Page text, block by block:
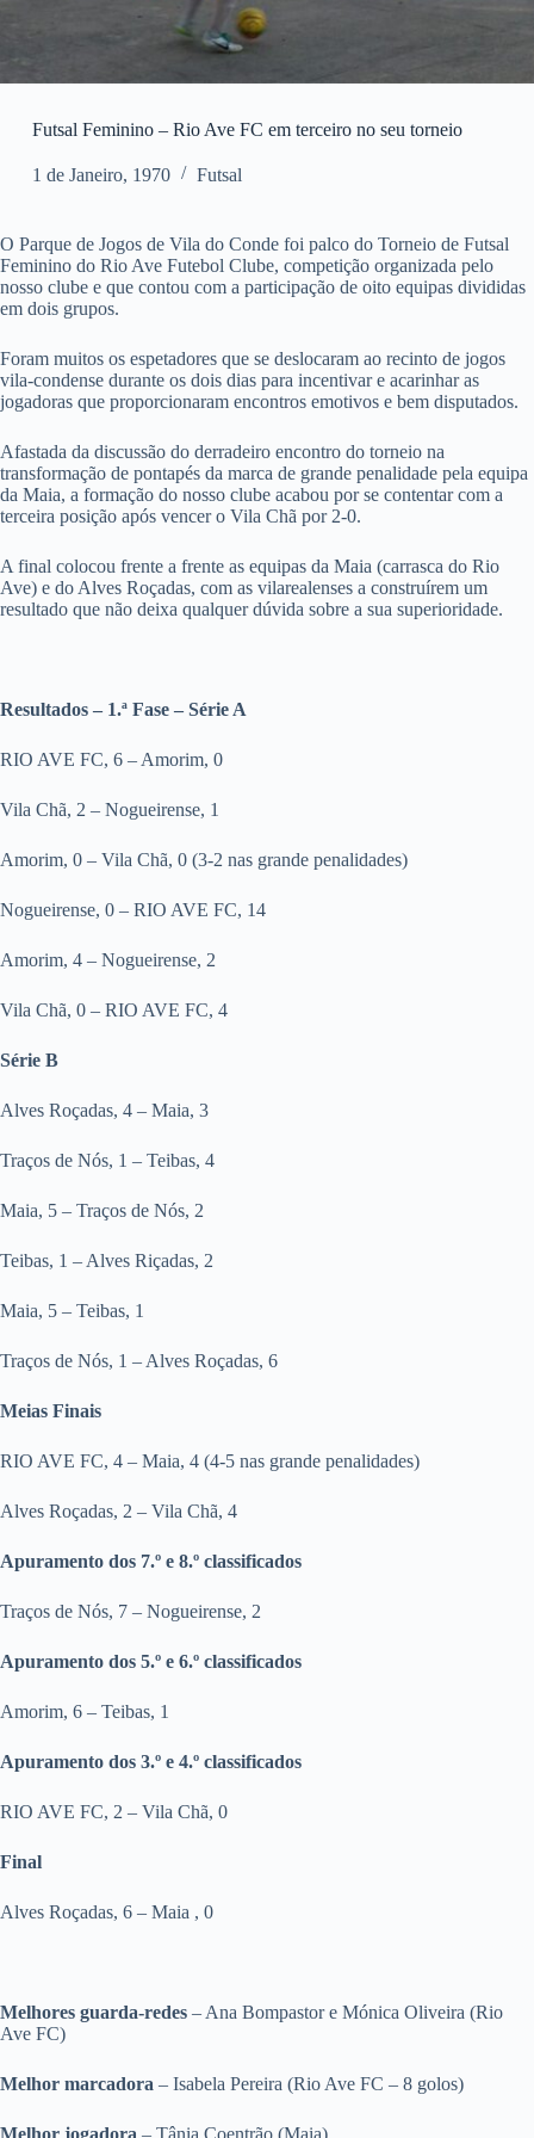
Futsal Feminino – Rio Ave FC em terceiro no seu torneio
1 de Janeiro, 1970 Futsal
O Parque de Jogos de Vila do Conde foi palco do Torneio de Futsal
Feminino do Rio Ave Futebol Clube, competição organizada pelo
nosso clube e que contou com a participação de oito equipas divididas
em dois grupos.
Foram muitos os espetadores que se deslocaram ao recinto de jogos
vila-condense durante os dois dias para incentivar e acarinhar as
jogadoras que proporcionaram encontros emotivos e bem disputados.
Afastada da discussão do derradeiro encontro do torneio na
transformação de pontapés da marca de grande penalidade pela equipa
da Maia, a formação do nosso clube acabou por se contentar com a
terceira posição após vencer o Vila Chã por 2-0.
A final colocou frente a frente as equipas da Maia (carrasca do Rio
Ave) e do Alves Roçadas, com as vilarealenses a construírem um
resultado que não deixa qualquer dúvida sobre a sua superioridade.
Resultados – 1.ª Fase – Série A
RIO AVE FC, 6 – Amorim, 0
Vila Chã, 2 – Nogueirense, 1
Amorim, 0 – Vila Chã, 0 (3-2 nas grande penalidades)
Nogueirense, 0 – RIO AVE FC, 14
Amorim, 4 – Nogueirense, 2
Vila Chã, 0 – RIO AVE FC, 4
Série B
Alves Roçadas, 4 – Maia, 3
Traços de Nós, 1 – Teibas, 4
Maia, 5 – Traços de Nós, 2
Teibas, 1 – Alves Riçadas, 2
Maia, 5 – Teibas, 1
Traços de Nós, 1 – Alves Roçadas, 6
Meias Finais
RIO AVE FC, 4 – Maia, 4 (4-5 nas grande penalidades)
Alves Roçadas, 2 – Vila Chã, 4
Apuramento dos 7.º e 8.º classificados
Traços de Nós, 7 – Nogueirense, 2
Apuramento dos 5.º e 6.º classificados
Amorim, 6 – Teibas, 1
Apuramento dos 3.º e 4.º classificados
RIO AVE FC, 2 – Vila Chã, 0
Final
Alves Roçadas, 6 – Maia , 0
Melhores guarda-redes – Ana Bompastor e Mónica Oliveira (Rio
Ave FC)
Melhor marcadora – Isabela Pereira (Rio Ave FC – 8 golos)
Melhor jogadora – Tânia Coentrão (Maia)